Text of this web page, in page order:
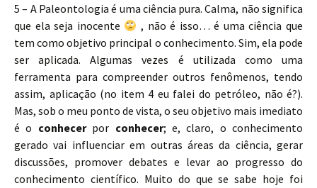
5 – A Paleontologia é uma ciência pura. Calma, não significa
que ela seja inocente
, não é isso… é uma ciência que
tem como objetivo principal o conhecimento. Sim, ela pode
ser aplicada. Algumas vezes é utilizada como uma
ferramenta para compreender outros fenômenos, tendo
assim, aplicação (no item 4 eu falei do petróleo, não é?).
Mas, sob o meu ponto de vista, o seu objetivo mais imediato
é o conhecerpor conhecer; e, claro, o conhecimento
gerado vai influenciar em outras áreas da ciência, gerar
discussões, promover debates e levar ao progresso do
conhecimento científico. Muito do que se sabe hoje foi